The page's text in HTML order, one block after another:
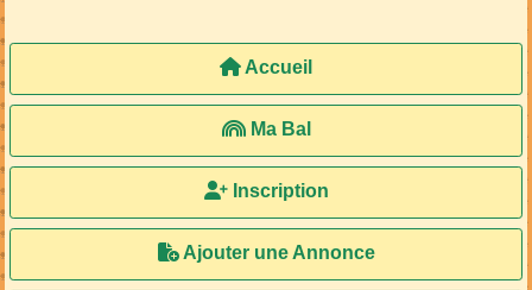
Accueil
Ma Bal
Inscription
Ajouter une Annonce